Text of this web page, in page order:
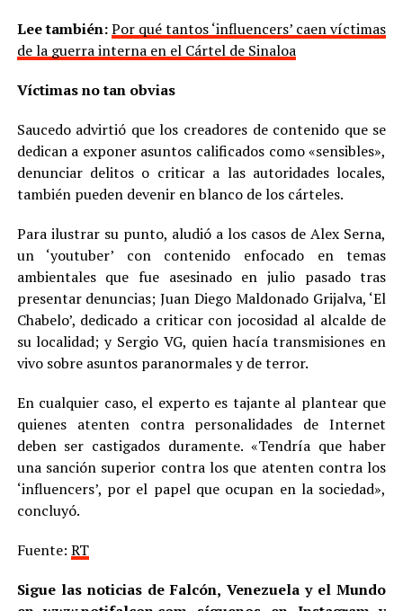
Lee también:Por qué tantos ‘influencers’ caen víctimas
de la guerra interna en el Cártel de Sinaloa
Víctimas no tan obvias
Saucedo advirtió que los creadores de contenido que se
dedican a exponer asuntos calificados como «sensibles»,
denunciar delitos o criticar a las autoridades locales,
también pueden devenir en blanco de los cárteles.
Para ilustrar su punto, aludió a los casos de Alex Serna,
un ‘youtuber’ con contenido enfocado en temas
ambientales que fue asesinado en julio pasado tras
presentar denuncias; Juan Diego Maldonado Grijalva, ‘El
Chabelo’, dedicado a criticar con jocosidad al alcalde de
su localidad; y Sergio VG, quien hacía transmisiones en
vivo sobre asuntos paranormales y de terror.
En cualquier caso, el experto es tajante al plantear que
quienes atenten contra personalidades de Internet
deben ser castigados duramente. «Tendría que haber
una sanción superior contra los que atenten contra los
‘influencers’, por el papel que ocupan en la sociedad»,
concluyó.
Fuente: RT
Sigue las noticias de Falcón, Venezuela y el Mundo